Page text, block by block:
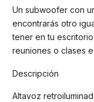
Un subwoofer con
encontrarás otro
tener en tu
reuniones o clases
Descripción
Altavoz